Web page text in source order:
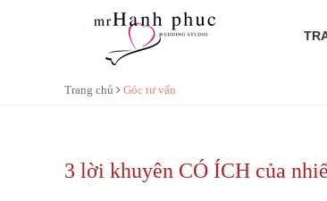
Trang chủ Góc tư vấn
3 lời khuyên CÓ ÍCH của